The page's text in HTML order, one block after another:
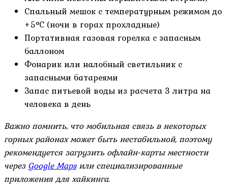
Спальный мешок с температурным режимом до
+5°C (ночи в горах прохладные)
Портативная газовая горелка с запасным
баллоном
Фонарик или налобный светильник с
запасными батареями
Запас питьевой воды из расчета 3 литра на
человека в день
Важно помнить, что мобильная связь в некоторых
горных районах может быть нестабильной, поэтому
рекомендуется загрузить офлайн-карты местности
черезGoogle Mapsили специализированные
приложения для хайкинга.